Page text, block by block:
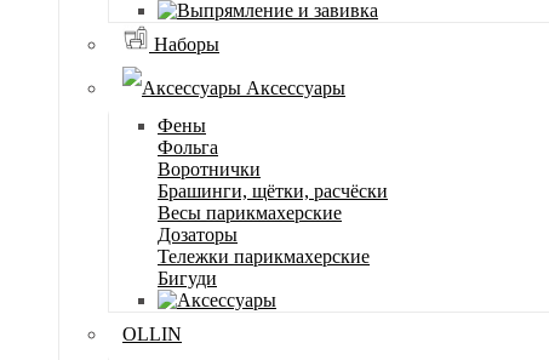
Наборы
Аксессуары
Фены
Фольга
Воротнички
Брашинги, щётки, расчёски
Весы парикмахерские
Дозаторы
Тележки парикмахерские
Бигуди
OLLIN